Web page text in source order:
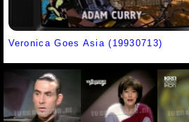
Veronica Goes Asia (19930713)